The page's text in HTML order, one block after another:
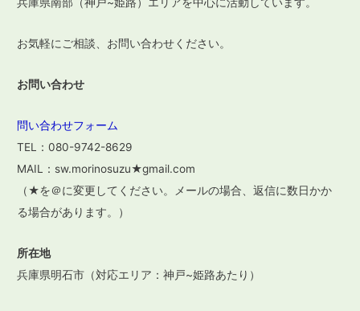
兵庫県南部（神戸~姫路）エリアを中心に活動しています。
お気軽にご相談、お問い合わせください。
お問い合わせ
問い合わせフォーム
TEL：080-9742-8629
MAIL：sw.morinosuzu★gmail.com
（★を＠に変更してください。メールの場合、返信に数日かか
る場合があります。）
所在地
兵庫県明石市（対応エリア：神戸~姫路あたり）